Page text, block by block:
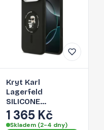
Kryt Karl
Lagerfeld
SILICONE
KARL&CHOUPETTE
pro iPhone 17 Air -
1 365 Kč
Skladem (2-4 dny)